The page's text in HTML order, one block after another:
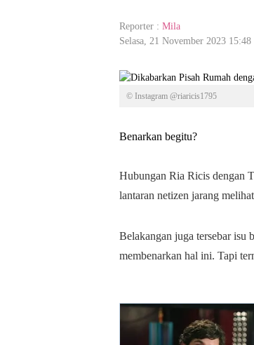
Reporter : Mila
Selasa, 21 November 2023 15:48
© Instagram @riaricis1795
Benarkan begitu?
Hubungan Ria Ricis dengan
lantaran netizen jarang
Belakangan juga tersebar isu
membenarkan hal ini. Tapi